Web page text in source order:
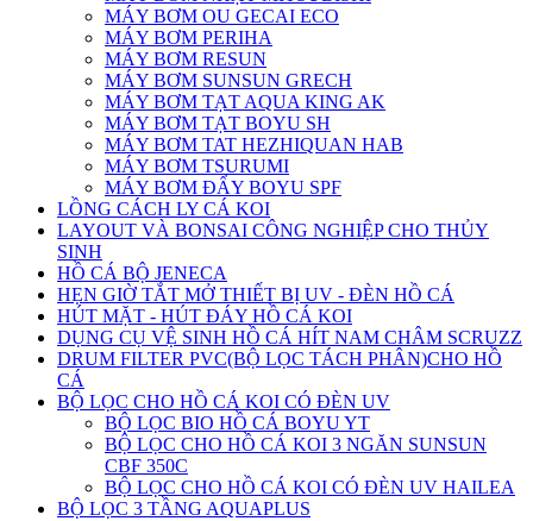
MÁY BƠM OU GECAI ECO
MÁY BƠM PERIHA
MÁY BƠM RESUN
MÁY BƠM SUNSUN GRECH
MÁY BƠM TẠT AQUA KING AK
MÁY BƠM TẠT BOYU SH
MÁY BƠM TAT HEZHIQUAN HAB
MÁY BƠM TSURUMI
MÁY BƠM ĐẨY BOYU SPF
LỒNG CÁCH LY CÁ KOI
LAYOUT VÀ BONSAI CÔNG NGHIỆP CHO THỦY
SINH
HỒ CÁ BỘ JENECA
HẸN GIỜ TẮT MỞ THIẾT BỊ UV - ĐÈN HỒ CÁ
HÚT MẶT - HÚT ĐÁY HỒ CÁ KOI
DỤNG CỤ VỆ SINH HỒ CÁ HÍT NAM CHÂM SCRUZZ
DRUM FILTER PVC(BỘ LỌC TÁCH PHÂN)CHO HỒ
CÁ
BỘ LỌC CHO HỒ CÁ KOI CÓ ĐÈN UV
BỘ LỌC BIO HỒ CÁ BOYU YT
BỘ LỌC CHO HỒ CÁ KOI 3 NGĂN SUNSUN
CBF 350C
BỘ LỌC CHO HỒ CÁ KOI CÓ ĐÈN UV HAILEA
BỘ LỌC 3 TẦNG AQUAPLUS